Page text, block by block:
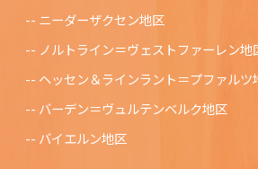
ニーダーザクセン地区
ノルトライン＝ヴェストファーレン地
ヘッセン＆ラインラント＝プファルツ
バーデン＝ヴュルテンベルク地区
バイエルン地区